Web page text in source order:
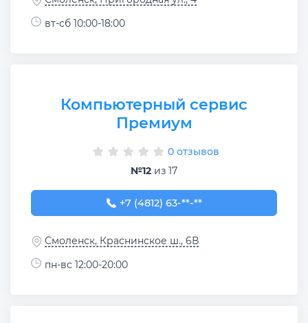
вт-сб 10:00-18:00
Компьютерный сервис
Премиум
0 отзывов
№12 из 17
+7 (4812) 63-25-66
+7 (4812) 63-**-**
Смоленск, Краснинское ш., 6В
пн-вс 12:00-20:00